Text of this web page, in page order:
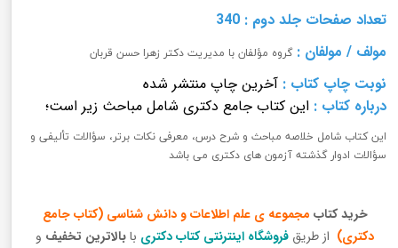
تعداد صفحات جلد دوم : 340
مولف / مولفان : گروه مؤلفان با مدیریت دکتر زهرا حسن قربان
نوبت چاپ کتاب : آخرین چاپ منتشر شده
درباره کتاب : این کتاب جامع دکتری شامل مباحث زیر است؛
این کتاب شامل خلاصه مباحث و شرح درس، معرفی نکات برتر، سؤالات تألیفی و
سؤالات ادوار گذشته آزمون­ های دکتری می ­باشد
خرید کتاب مجموعه ی علم اطلاعات و دانش شناسی (کتاب جامع
دکتری) از طریق فروشگاه اینترنتی کتاب دکتری بابالاترین تخفیف و